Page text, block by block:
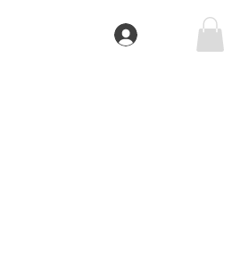
Anmelden